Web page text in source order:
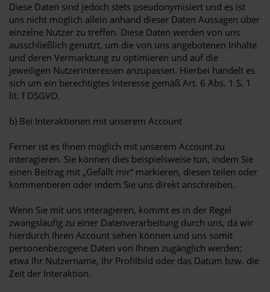
Diese Daten sind jedoch stets pseudonymisiert und es ist
uns nicht möglich allein anhand dieser Daten Aussagen über
einzelne Nutzer zu treffen. Diese Daten werden von uns
ausschließlich genutzt, um die von uns angebotenen Inhalte
und deren Vermarktung zu optimieren und auf die
jeweiligen Nutzerinteressen anzupassen. Hierbei handelt es
sich um ein berechtigtes Interesse gemäß Art. 6 Abs. 1 S. 1
lit. f DSGVO.
b) Bei Interaktionen mit unserem Account
Ferner ist es Ihnen möglich mit unserem Account zu
interagieren. Sie können dies beispielsweise tun, indem Sie
einen Beitrag mit „Gefällt mir“ markieren, diesen teilen oder
kommentieren oder indem Sie uns direkt anschreiben.
Wenn Sie mit uns interagieren, kommt es in der Regel
zwangsläufig zu einer Datenverarbeitung durch uns, da wir
hierdurch Ihren Account sehen können und uns somit
personenbezogene Daten von Ihnen zugänglich werden;
etwa Ihr Nutzername, Ihr Profilbild oder das Datum bzw. die
Zeit der Interaktion.